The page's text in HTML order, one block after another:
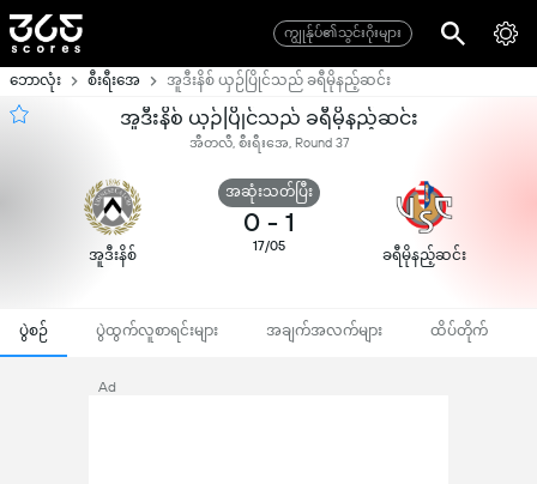
ကျွုန်ုပ်၏သွင်းဂိုးများ
ဘောလုံး စီးရီးအေ အူဒီးနိစ် ယှဉ်ပြိုင်သည် ခရီမိုနည့်ဆင်း
အူဒီးနိစ် ယှဉ်ပြိုင်သည် ခရီမိုနည့်ဆင်း
အီတလီ, စီးရီးအေ, Round 37
အူဒီးနိစ်
အဆုံးသတ်ပြီး
0 - 1
17/05
ခရီမိုနည့်ဆင်း
ပွဲစဉ် ပွဲထွက်လူစာရင်းများ အချက်အလက်များ ထိပ်တိုက်
Ad